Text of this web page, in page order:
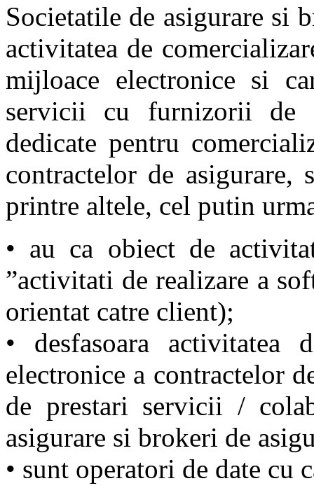
Societatile de asigurare si
activitatea de
mijloace electronice si
servicii cu furnizorii de
dedicate pentru
contractelor de asigurare,
printre altele, cel putin
• au ca obiect de
”activitati de realizare a
orientat catre client);
• desfasoara activitatea
electronice a contractelor
de prestari servicii /
asigurare si brokeri de
• sunt operatori de date cu